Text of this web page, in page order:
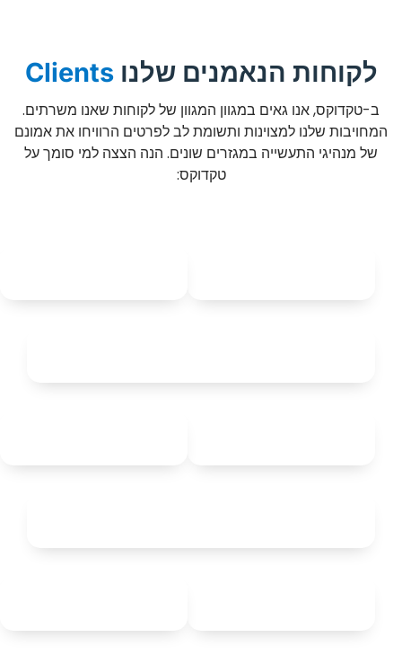
לקוחות הנאמנים שלנוClients
ב-טקדוקס, אנו גאים במגוון המגוון של לקוחות שאנו משרתים.
המחויבות שלנו למצוינות ותשומת לב לפרטים הרוויחו את אמונם
של מנהיגי התעשייה במגזרים שונים. הנה הצצה למי סומך על
טקדוקס: